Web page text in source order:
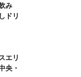
み
ドリ
エリ
央・